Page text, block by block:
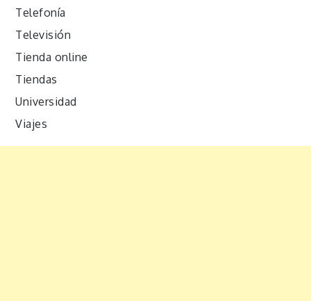
Telefonía
Televisión
Tienda online
Tiendas
Universidad
Viajes